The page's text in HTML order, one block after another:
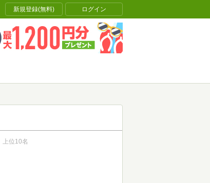
新規登録(無料) ログイン
上位10名